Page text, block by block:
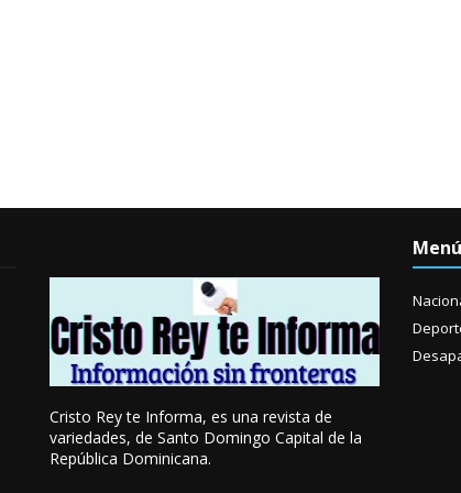
Cristo Rey te Informa, es una revista de
variedades, de Santo Domingo Capital de la
República Dominicana.
Menú